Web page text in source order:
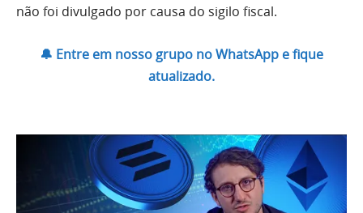
não foi divulgado por causa do sigilo fiscal.
🔔 Entre em nosso grupo no WhatsApp e fique
atualizado.